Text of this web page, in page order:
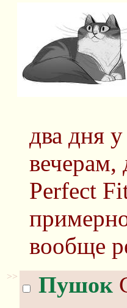
два дня
Perfect
вообще
>> Пушок